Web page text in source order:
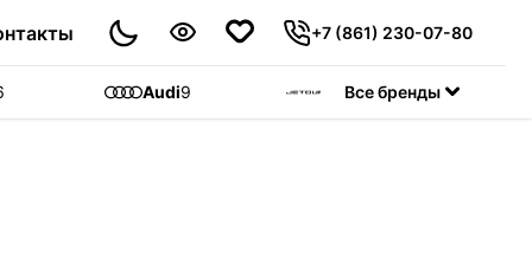
+7 (861) 230-07-80
Audi9 Jetour55
Все бренды